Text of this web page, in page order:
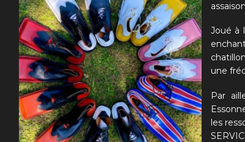
Joué à
une
Par
les